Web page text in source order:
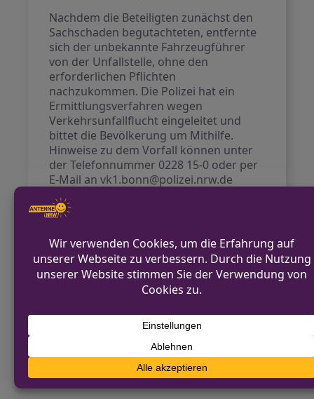
Nachdem die Beteiligten zunächst den
Sachschaden begutachteten, entfernte
sich der unbekannte Fahrzeugführer
von der Unfallstelle, ohne den
erforderlichen Pflichten
nachzukommen. Die Polizei hat ein
Ermittlungsverfahren wegen
Verkehrsunfallflucht eingeleitet und
bittet die Bevölkerung um Mithilfe.
Hinweise zu dem Vorfall können unter
der Telefonnummer 0228 15-0 oder per
E-Mail an vk1.bonn@polizei.nrw.de
gemeldet werden.
VORHERIGER BEITRAG
Freiwillige Feuerwehr Hünxe unterstützt bei
Großbrand im Krefelder Hafen
NÄCHSTER BEITRAG
Schermbeck aus